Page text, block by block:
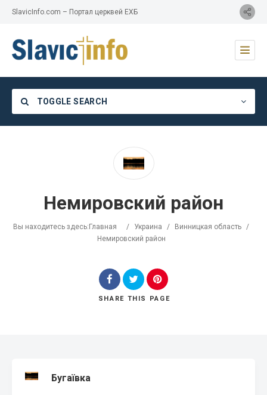
SlavicInfo.com – Портал церквей ЕХБ
TOGGLE SEARCH
Немировский район
Вы находитесь здесь: Главная / Украина / Винницкая область /
Немировский район
SHARE THIS PAGE
Бугаївка